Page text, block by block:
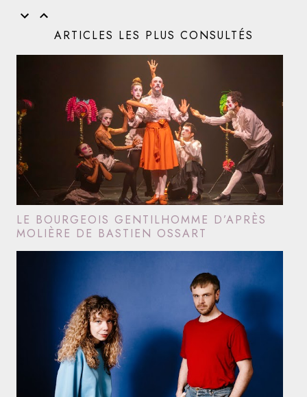
ARTICLES LES PLUS CONSULTÉS
LE BOURGEOIS GENTILHOMME D’APRÈS
MOLIÈRE DE BASTIEN OSSART